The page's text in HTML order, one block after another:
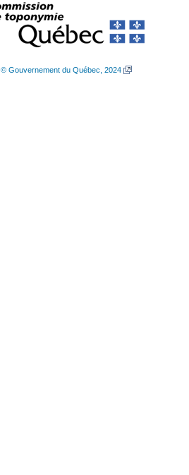
© Gouvernement du Québec, 2024